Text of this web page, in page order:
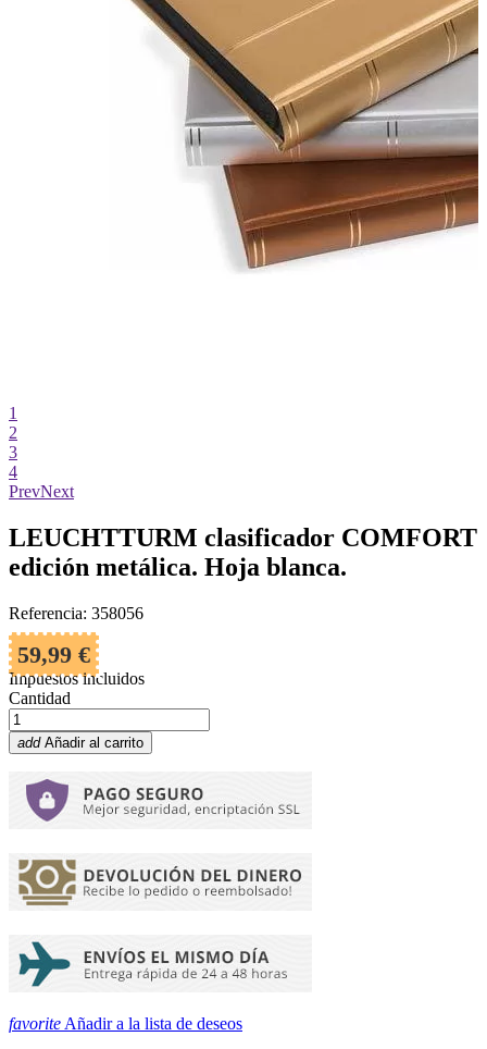
1
2
3
4
PrevNext
LEUCHTTURM clasificador COMFORT
edición metálica. Hoja blanca.
Referencia: 358056
59,99 €
Impuestos incluidos
Cantidad
add Añadir al carrito
favorite Añadir a la lista de deseos